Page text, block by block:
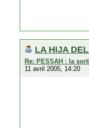
LA HIJA
Re: PESSAH : la
11 avril 2005, 14:20